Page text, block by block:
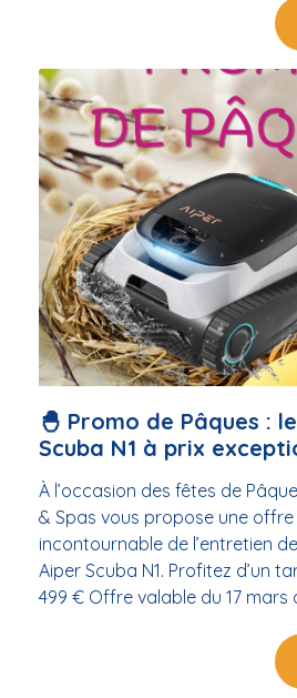
Robots de piscine à partir de
modèles disponibles selon
personnalisés par nos experts
dans votre magasin piscine &
Bains. Que vous veniez de
Balaruc ou de tout le bassin
vous accueille pour vous aider
idéal. ⏳ Offre à durée limitée
fin de la prolongation ! 👉
boutique, on vous attend ! 🏊
#RobotPiscine #Promo
#BassinDeThau #Frontignan
🐣 Promo de Pâques :
Scuba N1 à prix
À l’occasion des fêtes de
& Spas vous propose une offre
incontournable de l’entretien
Aiper Scuba N1. Profitez d’un
499 € Offre valable du 17 mars
Scuba N1 est conçu pour
votre piscine tout en